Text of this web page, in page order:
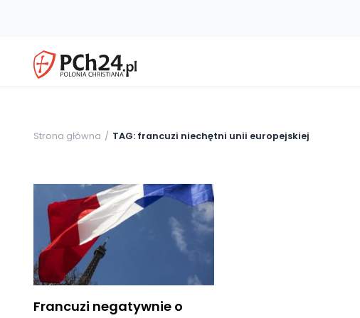
Strona główna TAG: francuzi niechętni unii europejskiej
Francuzi negatywnie o